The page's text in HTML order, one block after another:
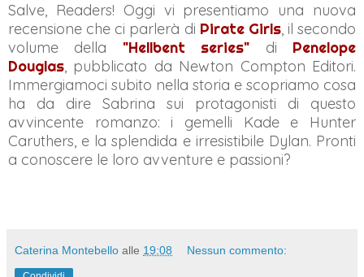
Salve, Readers! Oggi vi presentiamo una nuova
recensione che ci parlerà di Pirate Girls, il secondo
volume della "Hellbent series" di Penelope
Douglas, pubblicato da Newton Compton Editori.
Immergiamoci subito nella storia e scopriamo cosa
ha da dire Sabrina sui protagonisti di questo
avvincente romanzo: i gemelli Kade e Hunter
Caruthers, e la splendida e irresistibile Dylan. Pronti
a conoscere le loro avventure e passioni?
Caterina Montebello alle 19:08 Nessun commento: